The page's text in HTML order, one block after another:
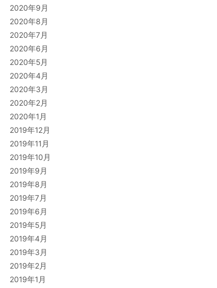
2020年9月
2020年8月
2020年7月
2020年6月
2020年5月
2020年4月
2020年3月
2020年2月
2020年1月
2019年12月
2019年11月
2019年10月
2019年9月
2019年8月
2019年7月
2019年6月
2019年5月
2019年4月
2019年3月
2019年2月
2019年1月